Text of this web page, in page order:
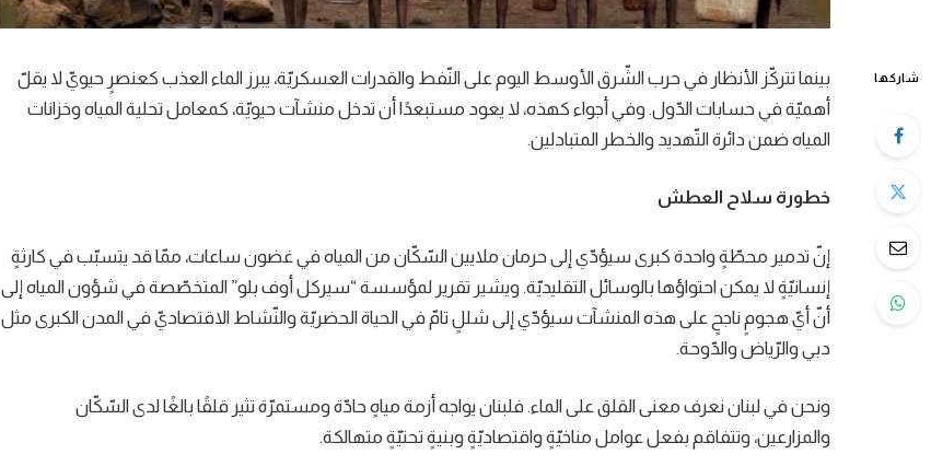
شاركها
بينما تتركّز الأنظار في حرب الشّرق الأوسط اليوم على النّفط والقدرات العسكريّة، يبرز الماء العذب كعنصرٍ حيويّ لا يقلّ
أهميّة في حسابات الدّول. وفي أجواء كهذه، لا يعود مستبعدًا أن تدخل منشآت حيويّة، كمعامل تحلية المياه وخزانات
المياه ضمن دائرة التّهديد والخطر المتبادلين.
خطورة سلاح العطش
إنّ تدمير محطّةٍ واحدة كبرى سيؤدّي إلى حرمان ملايين السّكّان من المياه في غضون ساعات، ممّا قد يتسبّب في كارثةٍ
إنسانيّةٍ لا يمكن احتواؤها بالوسائل التقليديّة. ويشير تقرير لمؤسسة “سيركل أوف بلو” المتخصّصة في شؤون المياه إلى
أنّ أيّ هجومٍ ناجحٍ على هذه المنشآت سيؤدّي إلى شللٍ تامّ في الحياة الحضريّة والنّشاط الاقتصاديّ في المدن الكبرى مثل
دبي والرّياض والدّوحة.
ونحن في لبنان نعرف معنى القلق على الماء. فلبنان يواجه أزمة مياهٍ حادّة ومستمرّة تثير قلقًا بالغًا لدى السّكّان
والمزارعين، وتتفاقم بفعل عوامل مناخيّةٍ واقتصاديّةٍ وبنيةٍ تحتيّةٍ متهالكة.